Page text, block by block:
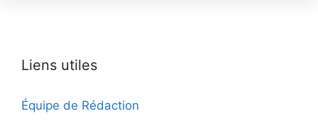
Liens utiles
Équipe de Rédaction